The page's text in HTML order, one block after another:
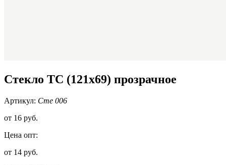
Стекло ТС (121х69) прозрачное
Артикул: Сте 006
от 16 руб.
Цена опт:
от 14 руб.